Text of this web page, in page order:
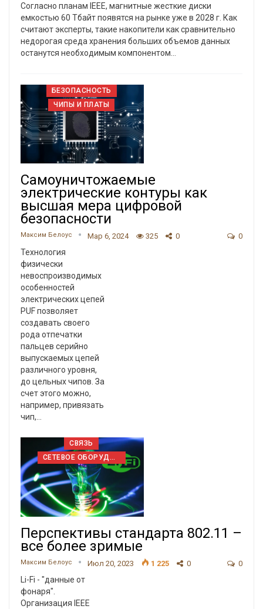
Согласно планам IEEE, магнитные жесткие диски
емкостью 60 Тбайт появятся на рынке уже в 2028 г. Как
считают эксперты, такие накопители как сравнительно
недорогая среда хранения больших объемов данных
останутся необходимым компонентом…
БЕЗОПАСНОСТЬ
ЧИПЫ И ПЛАТЫ
Самоуничтожаемые
электрические контуры как
высшая мера цифровой
безопасности
Максим Белоус Мар 6, 2024 325 0 0
Технология
физически
невоспроизводимых
особенностей
электрических цепей
PUF позволяет
создавать своего
рода отпечатки
пальцев серийно
выпускаемых цепей
различного уровня,
до цельных чипов. За
счет этого можно,
например, привязать
чип,…
СВЯЗЬ
СЕТЕВОЕ ОБОРУДОВАНИЕ
Перспективы стандарта 802.11 –
все более зримые
Максим Белоус Июл 20, 2023 1 225 0 0
Li-Fi - "данные от
фонаря".
Организация IEEE